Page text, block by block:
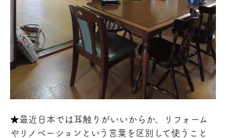
★最近日本では耳触りがいいからか、リフォーム
やリノベーションという言葉を区別して使うこと